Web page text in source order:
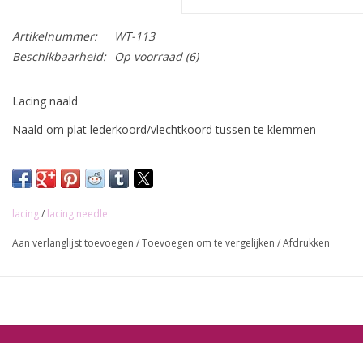
Artikelnummer:
WT-113
Beschikbaarheid:
Op voorraad(6)
Lacing naald
Naald om plat lederkoord/vlechtkoord tussen te klemmen
lacing/ lacing needle
Aan verlanglijst toevoegen /Toevoegen om te vergelijken /Afdrukken